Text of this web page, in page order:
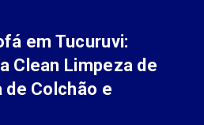
em Tucuruvi:
Clean Limpeza de
Colchão e